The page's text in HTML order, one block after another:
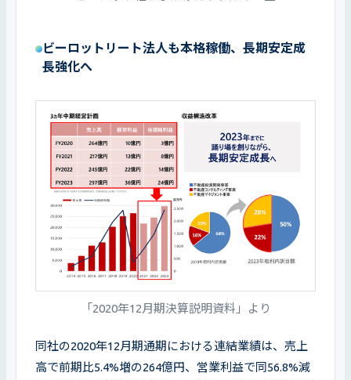
ビーロットリート法人も本格稼働、長期安定成
長強化へ
「2020年12月期決算説明資料」より
同社の2020年12月期通期における連結業績は、売上
高で前期比5.4%増の264億円、営業利益で同56.8%減